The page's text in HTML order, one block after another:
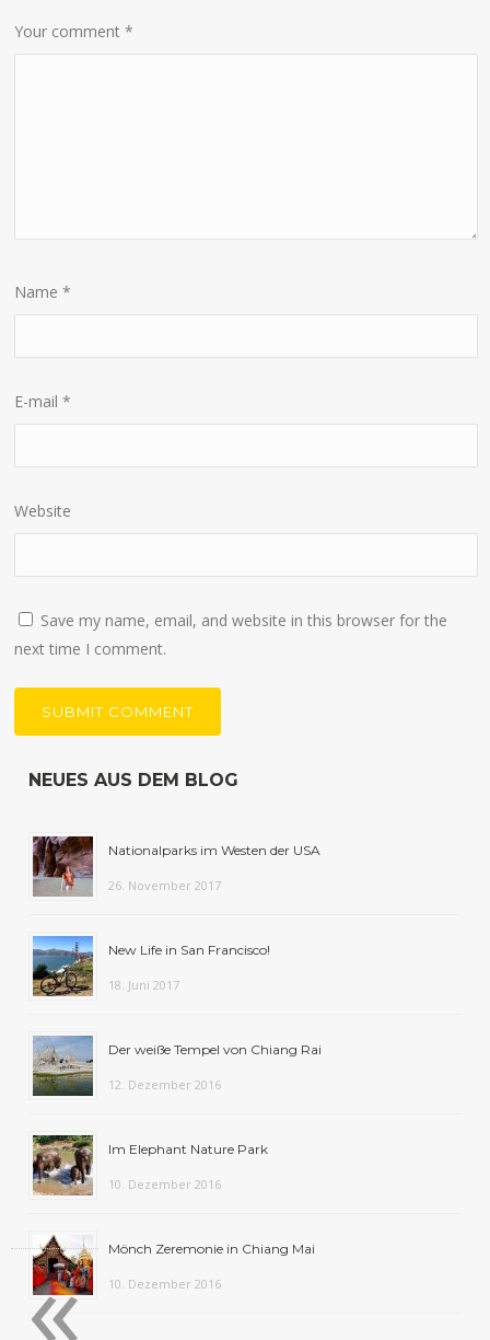
Your comment*
Name*
E-mail*
Website
Save my name, email, and website in this browser for the
next time I comment.
NEUES AUS DEM BLOG
Nationalparks im Westen der USA
26. November 2017
New Life in San Francisco!
18. Juni 2017
Der weiße Tempel von Chiang Rai
12. Dezember 2016
Im Elephant Nature Park
10. Dezember 2016
Mönch Zeremonie in Chiang Mai
10. Dezember 2016
«